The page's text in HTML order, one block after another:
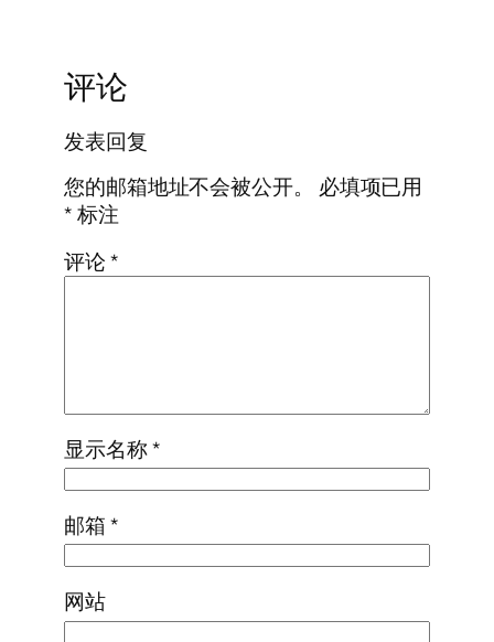
评论
发表回复
您的邮箱地址不会被公开。
必填项已用
*标注
评论*
显示名称*
邮箱*
网站